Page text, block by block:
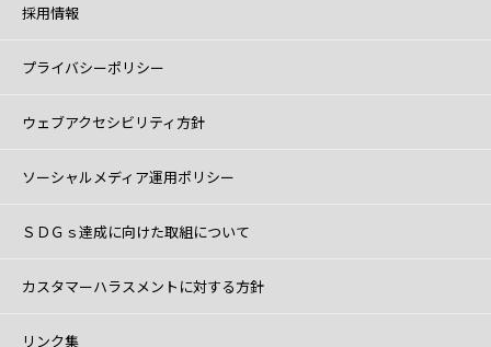
採用情報
プライバシーポリシー
ウェブアクセシビリティ方針
ソーシャルメディア運用ポリシー
ＳＤＧｓ達成に向けた取組について
カスタマーハラスメントに対する方針
リンク集